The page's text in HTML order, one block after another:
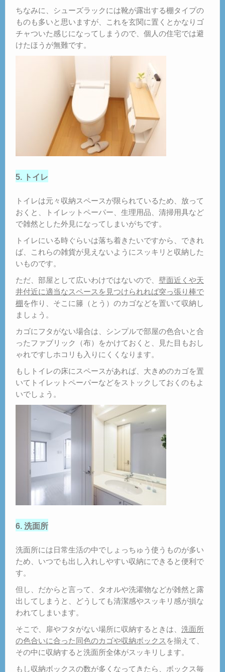
ちなみに、シューズラックには靴が露出する棚タイプの
ものも多いと思いますが、これを玄関に置くとかなりゴ
チャついた感じになってしまうので、個人の住宅では避
けたほうが無難です。
5. トイレ
トイレは元々収納スペースが限られているため、放って
おくと、トイレットペーパー、生理用品、清掃用具など
で雑然とした外見になってしまいがちです。
トイレにいる時ぐらいは落ち着きたいですから、できれ
ば、これらの雑貨が見えないようにスッキリと収納した
いものです。
ただ、部屋として広いわけではないので、 壁面近くや天
井付近に適当なスペースを見つけられれば突っ張り棒で
棚を作り、そこに籐（とう）のカゴなどを置いて収納し
ましょう。
カゴにフタがない場合は、シンプルで部屋の色合いと合
ったファブリック（布）をかけておくと、見た目もおし
ゃれですしホコリも入りにくくなります。
もしトイレの床にスペースがあれば、大きめのカゴを置
いてトイレットペーパーなどをストックしておくのもよ
いでしょう。
6. 洗面所
洗面所には日常生活の中でしょっちゅう使うものが多い
ため、いつでも出し入れしやすい収納にできると便利で
す。
但し、だからと言って、タオルや洗濯物などが雑然と露
出してしまうと、どうしても清潔感やスッキリ感が損な
われてしまいます。
そこで、扉やフタがない場所に収納するときは、 洗面所
の色合いに合った同色のカゴや収納ボックス を揃えて、
その中に収納すると洗面所全体がスッキリします。
もし収納ボックスの数が多くなってきたら、ボックス毎